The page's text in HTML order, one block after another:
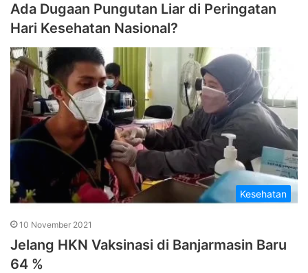
Ada Dugaan Pungutan Liar di Peringatan
Hari Kesehatan Nasional?
Kesehatan
10 November 2021
Jelang HKN Vaksinasi di Banjarmasin Baru
64 %